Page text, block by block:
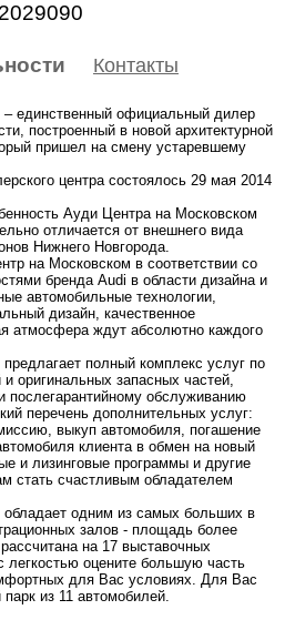
Контакты
единственный официальный дилер
построенный в новой архитектурной
пришел на смену устаревшему
центра состоялось 29 мая 2014
Ауди Центра на Московском
отличается от внешнего вида
Нижнего Новгорода.
на Московском в соответствии со
бренда Audi в области дизайна и
автомобильные технологии,
дизайн, качественное
атмосфера ждут абсолютно каждого
полный комплекс услуг по
оригинальных запасных частей,
послегарантийному обслуживанию
перечень дополнительных услуг:
выкуп автомобиля, погашение
клиента в обмен на новый
и лизинговые программы и другие
стать счастливым обладателем
одним из самых больших в
залов - площадь более
на 17 выставочных
оцените большую часть
для Вас условиях. Для Вас
из 11 автомобилей.